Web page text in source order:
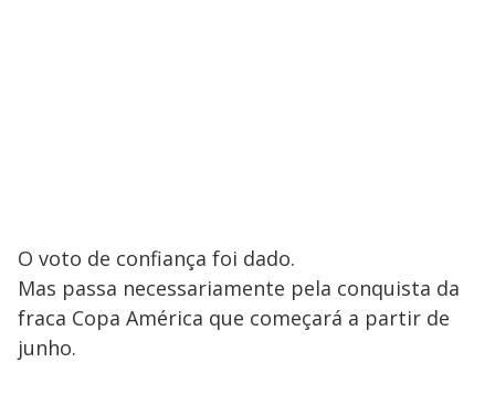
O voto de confiança foi dado.
Mas passa necessariamente pela conquista da
fraca Copa América que começará a partir de
junho.